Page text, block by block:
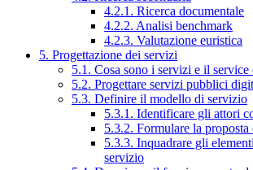
4.2.1. Ricerca documentale
4.2.2. Analisi benchmark
4.2.3. Valutazione euristica
5. Progettazione dei servizi
5.1. Cosa sono i servizi e il service
5.2. Progettare servizi pubblici
5.3. Definire il modello di servizio
5.3.1. Identificare gli attori
5.3.2. Formulare la
5.3.3. Inquadrare gli
servizio